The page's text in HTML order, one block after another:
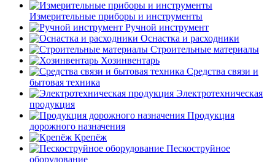
Измерительные приборы и инструменты
Ручной инструмент
Оснастка и расходники
Строительные материалы
Хозинвентарь
Средства связи и
бытовая техника
Электротехническая
продукция
Продукция
дорожного назначения
Крепёж
Пескоструйное
оборудование